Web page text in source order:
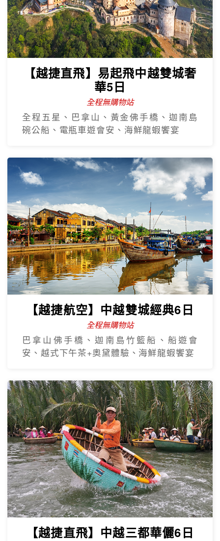
【越捷直飛】易起飛中越雙城奢
華5日
全程無購物站
全程五星、巴拿山、黃金佛手橋、迦南島
碗公船、電瓶車遊會安、海鮮龍蝦饗宴
【越捷航空】中越雙城經典6日
全程無購物站
巴拿山佛手橋、迦南島竹籃船、船遊會
安、越式下午茶+奧黛體驗、海鮮龍蝦饗宴
【越捷直飛】中越三都華儷6日